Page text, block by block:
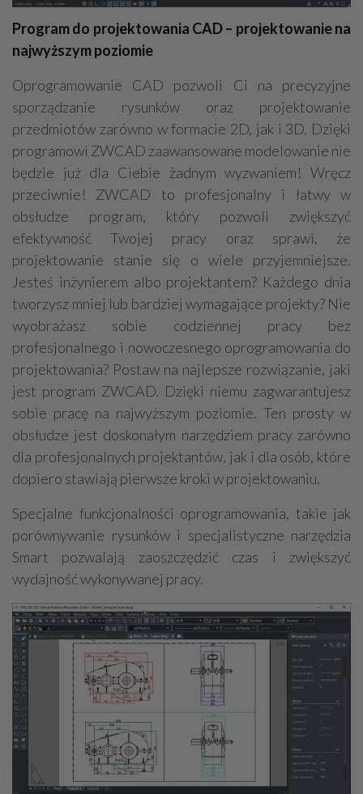
Odśnieżanie
Geodezja - usługi, sprzęt Dekarstwo
Program do projektowania CAD – projektowanie na
najwyższym poziomie
Oprogramowanie CAD pozwoli Ci na precyzyjne
sporządzanie rysunków oraz projektowanie
przedmiotów zarówno w formacie 2D, jak i 3D. Dzięki
programowi ZWCAD zaawansowane modelowanie nie
będzie już dla Ciebie żadnym wyzwaniem! Wręcz
przeciwnie! ZWCAD to profesjonalny i łatwy w
obsłudze program, który pozwoli zwiększyć
efektywność Twojej pracy oraz sprawi, że
projektowanie stanie się o wiele przyjemniejsze.
Jesteś inżynierem albo projektantem? Każdego dnia
tworzysz mniej lub bardziej wymagające projekty? Nie
wyobrażasz sobie codziennej pracy bez
profesjonalnego i nowoczesnego oprogramowania do
projektowania? Postaw na najlepsze rozwiązanie, jaki
jest program ZWCAD. Dzięki niemu zagwarantujesz
sobie pracę na najwyższym poziomie. Ten prosty w
obsłudze jest doskonałym narzędziem pracy zarówno
dla profesjonalnych projektantów, jak i dla osób, które
dopiero stawiają pierwsze kroki w projektowaniu.
Specjalne funkcjonalności oprogramowania, takie jak
porównywanie rysunków i specjalistyczne narzędzia
Smart pozwalają zaoszczędzić czas i zwiększyć
wydajność wykonywanej pracy.